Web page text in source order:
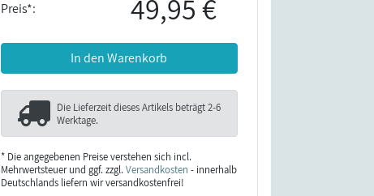
Preis*: 49,95 €
In den Warenkorb
Die Lieferzeit dieses Artikels beträgt2-6
Werktage.
* Die angegebenen Preise verstehen sich incl.
Mehrwertsteuer und ggf. zzgl.Versandkosten - innerhalb
Deutschlands liefern wir versandkostenfrei!